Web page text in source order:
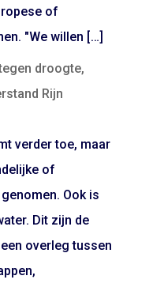
of
"We willen […]
droogte,
Rijn
verder toe, maar
of
Ook is
Dit zijn de
overleg tussen